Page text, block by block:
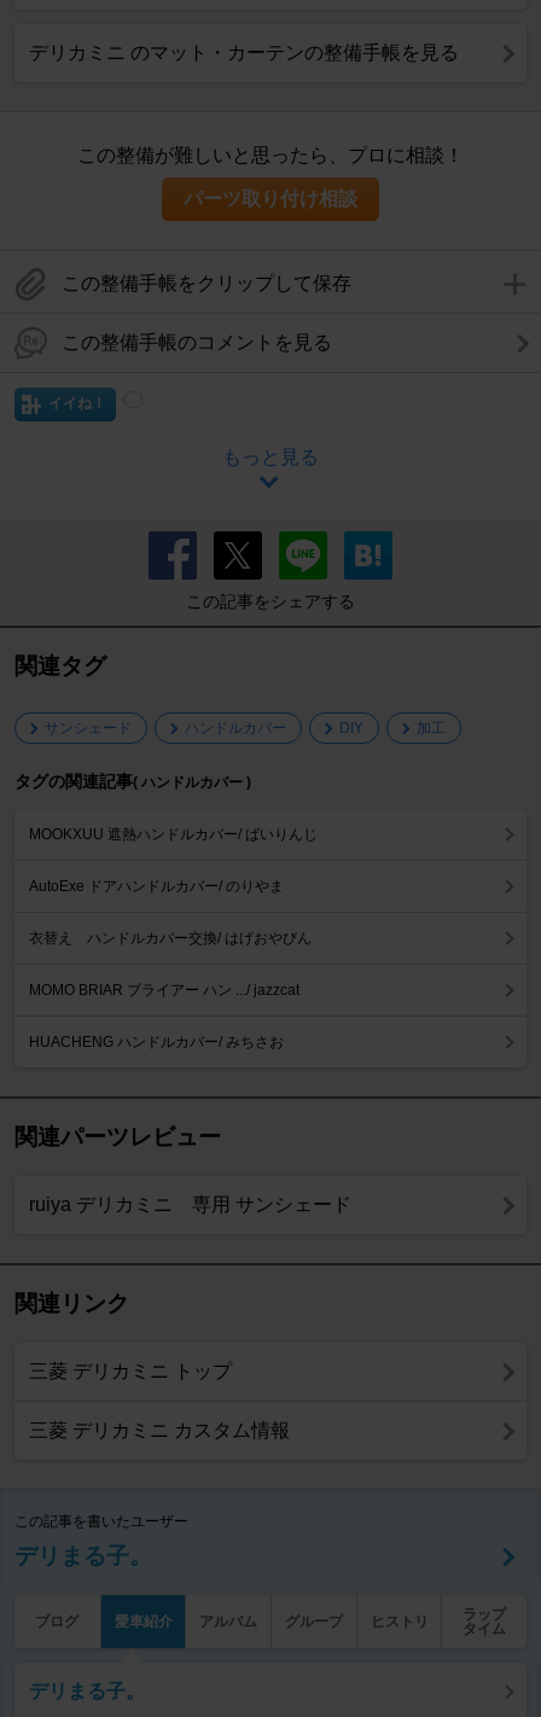
デリカミニ のマット・カーテンの整備手帳を見る
この整備が難しいと思ったら、プロに相談！
パーツ取り付け相談
この整備手帳をクリップして保存
この整備手帳のコメントを見る
イイね！
もっと見る
この記事をシェアする
関連タグ
サンシェード ハンドルカバー DIY 加工
タグの関連記事( ハンドルカバー )
MOOKXUU 遮熱ハンドルカバー/ ばいりんじ
AutoExe ドアハンドルカバー/ のりやま
衣替え ハンドルカバー交換/ はげおやびん
MOMO BRIAR ブライアー ハン .../ jazzcat
HUACHENG ハンドルカバー/ みちさお
関連パーツレビュー
ruiya デリカミニ 専用 サンシェード
関連リンク
三菱 デリカミニ トップ
三菱 デリカミニ カスタム情報
この記事を書いたユーザー
デリまる子。
ブログ 愛車紹介 アルバム グループ ヒストリ
ラップ
タイム
デリまる子。